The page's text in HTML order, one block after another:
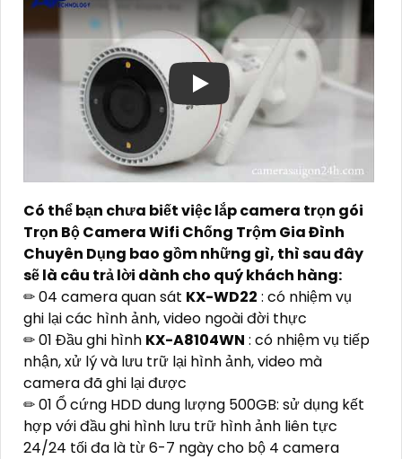
Có thể bạn chưa biết việc lắp camera trọn gói
Trọn Bộ Camera Wifi Chống Trộm Gia Đình
Chuyên Dụng bao gồm những gì, thì sau đây
sẽ là câu trả lời dành cho quý khách hàng:
✏ 04 camera quan sát KX-WD22 : có nhiệm vụ
ghi lại các hình ảnh, video ngoài đời thực
✏ 01 Đầu ghi hình KX-A8104WN : có nhiệm vụ tiếp
nhận, xử lý và lưu trữ lại hình ảnh, video mà
camera đã ghi lại được
✏ 01 Ổ cứng HDD dung lượng 500GB: sử dụng kết
hợp với đầu ghi hình lưu trữ hình ảnh liên tực
24/24 tối đa là từ 6-7 ngày cho bộ 4 camera